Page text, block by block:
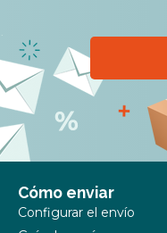
Cómo enviar
Configurar el envío